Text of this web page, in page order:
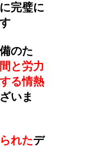
完璧に
のた
と労力
る情熱
いま
れたデ